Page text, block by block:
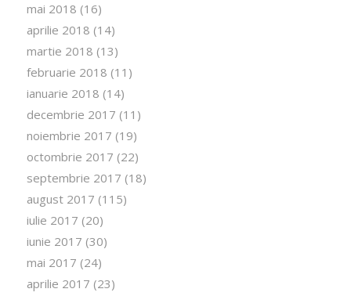
mai 2018 (16)
aprilie 2018 (14)
martie 2018 (13)
februarie 2018 (11)
ianuarie 2018 (14)
decembrie 2017 (11)
noiembrie 2017 (19)
octombrie 2017 (22)
septembrie 2017 (18)
august 2017 (115)
iulie 2017 (20)
iunie 2017 (30)
mai 2017 (24)
aprilie 2017 (23)